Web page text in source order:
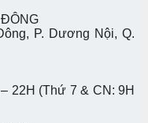
ĐÔNG
P. Dương Nội, Q.
22H (Thứ 7 & CN: 9H